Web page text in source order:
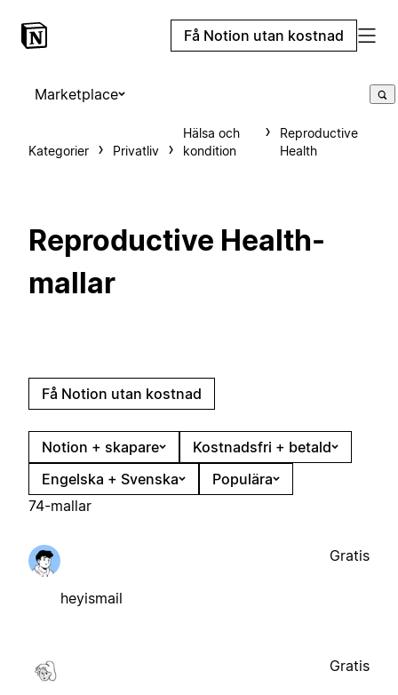
Få Notion utan kostnad
Marketplace
Kategorier Privatliv
Hälsa och
kondition
Reproductive
Health
Reproductive Health-
mallar
Få Notion utan kostnad
Notion + skapare
Kostnadsfri + betald
Engelska + Svenska
Populära
74-mallar
heyismail
Gratis
Gratis